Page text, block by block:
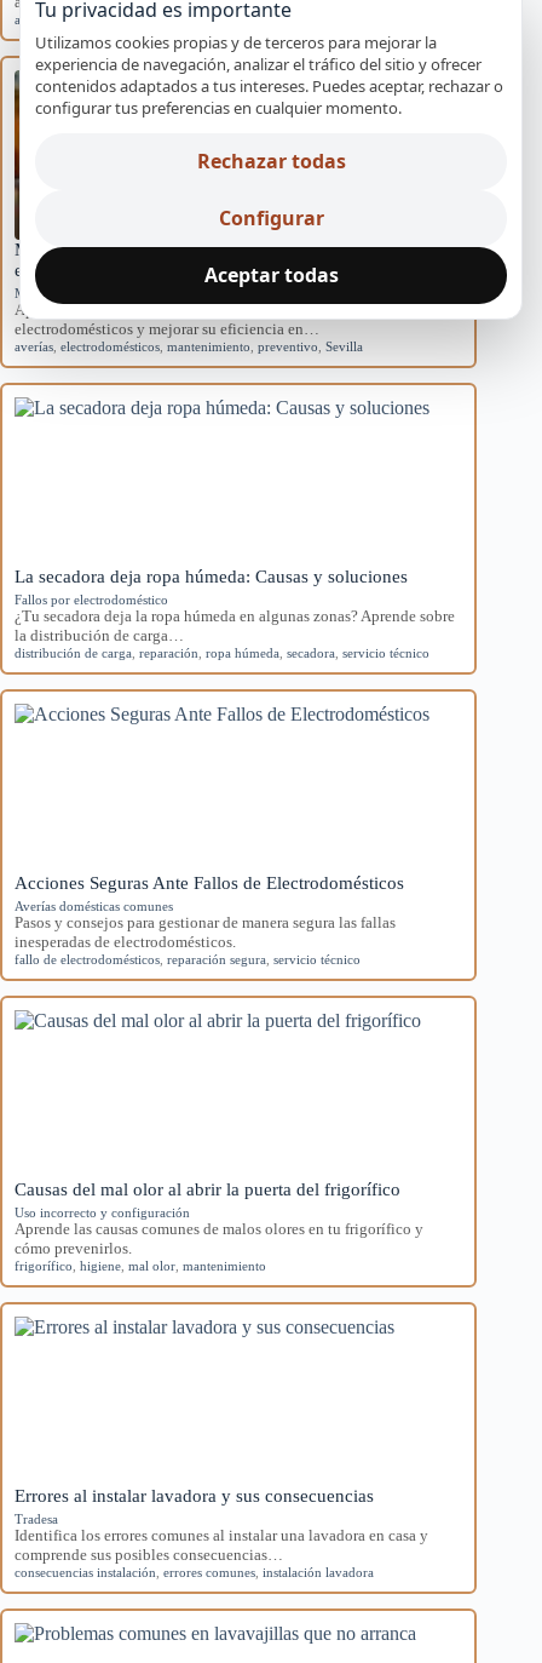
aire acondicionado,causas ,eficiencia,mantenimiento
Mantenimiento básico para evitar averías en
electrodomésticos
Mantenimiento preventivo
Aprende rutinas de mantenimiento para prevenir averías en tus
electrodomésticos y mejorar su eficiencia en…
averías electrodomésticos mantenimiento preventivo Sevilla
La secadora deja ropa húmeda: Causas y soluciones
Fallos por electrodoméstico
¿Tu secadora deja la ropa húmeda en algunas zonas? Aprende sobre
la distribución de carga…
distribución de carga reparación ropa húmeda secadora servicio técnico
Acciones Seguras Ante Fallos de Electrodomésticos
Averías domésticas comunes
Pasos y consejos para gestionar de manera segura las fallas
inesperadas de electrodomésticos.
fallo de electrodomésticos reparación segura servicio técnico
Causas del mal olor al abrir la puerta del frigorífico
Uso incorrecto y configuración
Aprende las causas comunes de malos olores en tu frigorífico y
cómo prevenirlos.
frigorífico higiene mal olor mantenimiento
Errores al instalar lavadora y sus consecuencias
Tradesa
Identifica los errores comunes al instalar una lavadora en casa y
comprende sus posibles consecuencias…
consecuencias instalación errores comunes instalación lavadora
Tu privacidad es importante
Utilizamos cookies propias y de terceros para mejorar la
experiencia de navegación, analizar el tráfico del sitio y ofrecer
contenidos adaptados a tus intereses. Puedes aceptar, rechazar o
configurar tus preferencias en cualquier momento.
Rechazar todas
Configurar
Aceptar todas